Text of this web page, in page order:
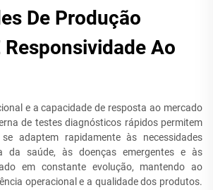
De Produção
Responsividade Ao
e a capacidade de resposta ao mercado
de testes diagnósticos rápidos permitem
adaptem rapidamente às necessidades
da saúde, às doenças emergentes e às
em constante evolução, mantendo ao
operacional e a qualidade dos produtos.